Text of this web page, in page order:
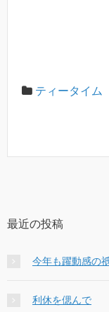
ティータイム
最近の投稿
今年も躍動感の
利休を偲んで